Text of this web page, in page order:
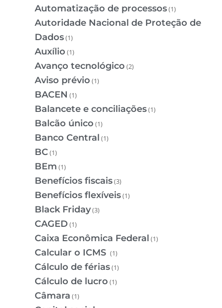
Automatização de processos(1)
Autoridade Nacional de Proteção de
Dados(1)
Auxílio (1)
Avanço tecnológico (2)
Aviso prévio (1)
BACEN (1)
Balancete e conciliações(1)
Balcão único (1)
Banco Central (1)
BC(1)
BEm (1)
Benefícios fiscais(3)
Benefícios flexíveis(1)
Black Friday(3)
CAGED (1)
Caixa Econômica Federal (1)
Calcular o ICMS (1)
Cálculo de férias(1)
Cálculo de lucro (1)
Câmara (1)